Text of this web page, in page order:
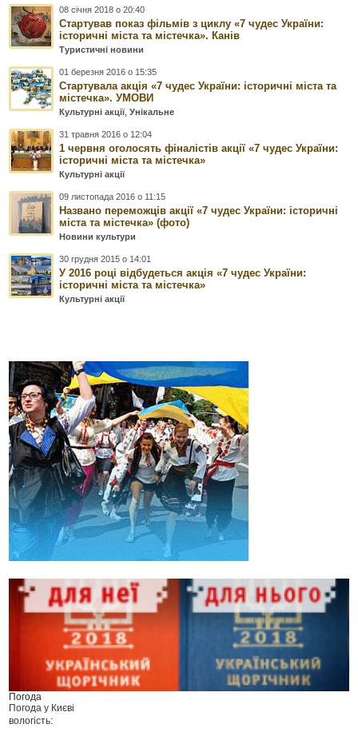
08 січня 2018 о 20:40
Стартував показ фільмів з циклу «7 чудес України:
історичні міста та містечка». Канів
Туристичні новини
01 березня 2016 о 15:35
Cтартувала акція «7 чудес України: історичні міста та
містечка». УМОВИ
Культурні акції,Унікальне
31 травня 2016 о 12:04
1 червня оголосять фіналістів акції «7 чудес України:
історичні міста та містечка»
Культурні акції
09 листопада 2016 о 11:15
Названо переможців акції «7 чудес України: історичні
міста та містечка» (фото)
Новини культури
30 грудня 2015 о 14:01
У 2016 році відбудеться акція «7 чудес України:
історичні міста та містечка»
Культурні акції
Погода
Погода у Києві
вологість: